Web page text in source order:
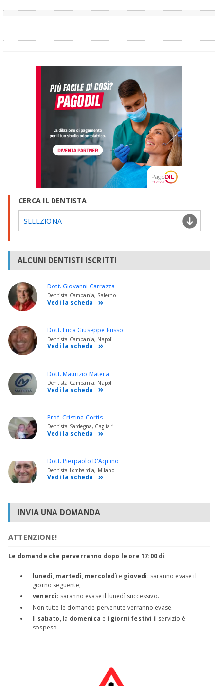
aderente..................Cordialmente ..........Gustavo Petti,
Parodontologia,Implantologia, Gnatologia e Riabilitazione Orale
CERCA IL DENTISTA
SELEZIONA
ALCUNI DENTISTI ISCRITTI
Dott. Giovanni Carrazza
Dentista Campania, Salerno
Vedi la scheda
Dott. Luca Giuseppe Russo
Dentista Campania, Napoli
Vedi la scheda
Dott. Maurizio Matera
Dentista Campania, Napoli
Vedi la scheda
Prof. Cristina Cortis
Dentista Sardegna, Cagliari
Vedi la scheda
Dott. Pierpaolo D'Aquino
Dentista Lombardia, Milano
Vedi la scheda
INVIA UNA DOMANDA
ATTENZIONE!
Le domande che perverranno dopo le ore 17:00 di:
lunedì, martedì, mercoledì e giovedì: saranno evase il
giorno seguente;
venerdì: saranno evase il lunedì successivo.
Non tutte le domande pervenute verranno evase.
Il sabato, la domenica e i giorni festivi il servizio è
sospeso